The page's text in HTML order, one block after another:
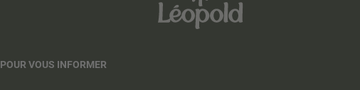
POUR VOUS INFORMER